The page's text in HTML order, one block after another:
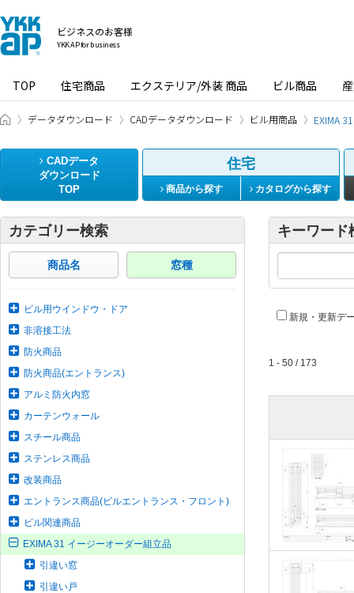
ビジネスのお客様
YKK AP for business
TOP 住宅商品 エクステリア/外装 商品 ビル商品
ビジネスのお客様 HOME
データダウンロード CADデータダウンロード ビル用商品 EXIMA
CADデータ
ダウンロード
TOP
住宅
商品から探す カタログから探す
カテゴリー検索
商品名 窓種
ビル用ウインドウ・ドア
非溶接工法
防火商品
防火商品(エントランス)
アルミ防火内窓
カーテンウォール
スチール商品
ステンレス商品
改装商品
エントランス商品(ビルエントランス・フロント)
ビル関連商品
EXIMA 31 イージーオーダー組立品
引違い窓
引違い戸
キーワード
新規・更新デ
1 - 50 / 173